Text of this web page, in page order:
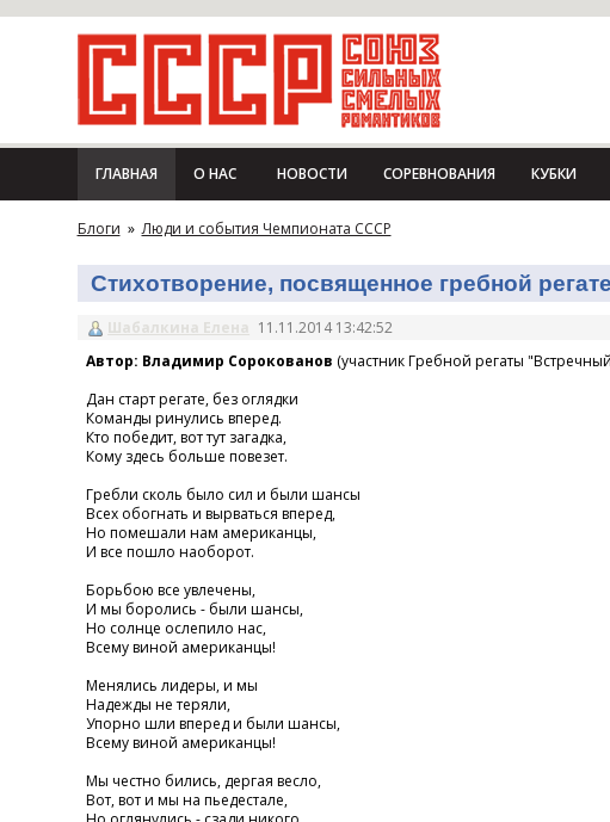
ГЛАВНАЯ О НАС НОВОСТИ СОРЕВНОВАНИЯ КУБКИ
Блоги » Люди и события Чемпионата СССР
Стихотворение, посвященное гребной
Шабалкина Елена 11.11.2014 13:42:52
Автор: Владимир Сорокованов (участник Гребной регаты
Дан старт регате, без оглядки
Команды ринулись вперед.
Кто победит, вот тут загадка,
Кому здесь больше повезет.
Гребли сколь было сил и были шансы
Всех обогнать и вырваться вперед,
Но помешали нам американцы,
И все пошло наоборот.
Борьбою все увлечены,
И мы боролись - были шансы,
Но солнце ослепило нас,
Всему виной американцы!
Менялись лидеры, и мы
Надежды не теряли,
Упорно шли вперед и были шансы,
Всему виной американцы!
Мы честно бились, дергая весло,
Вот, вот и мы на пьедестале,